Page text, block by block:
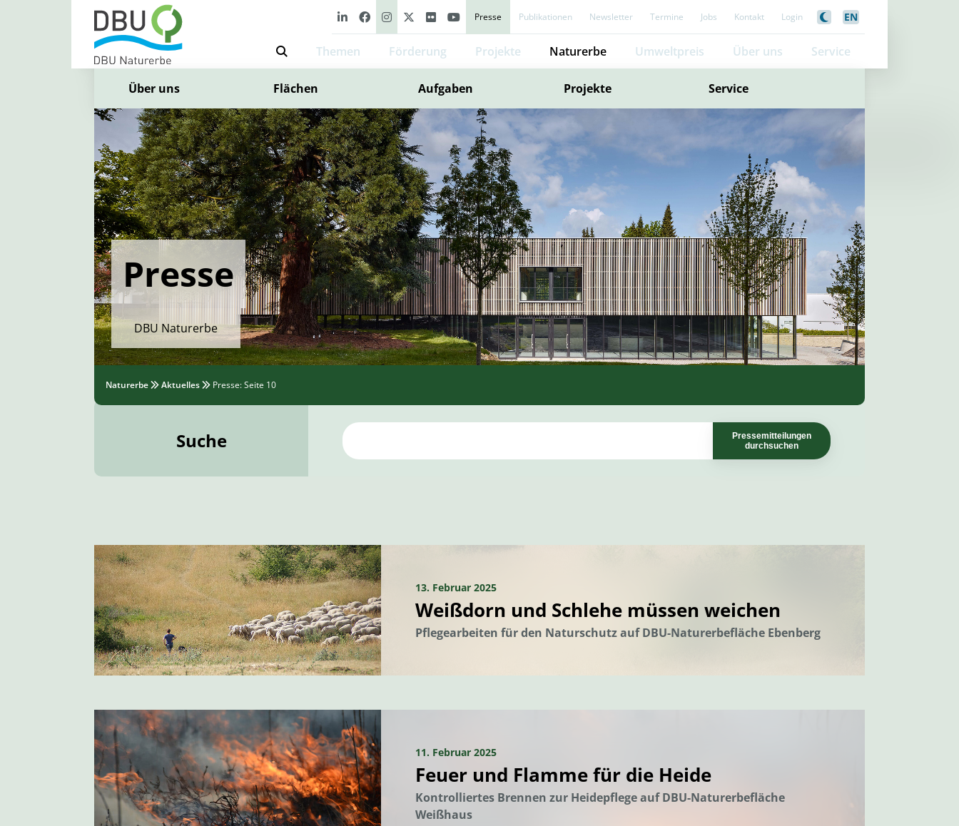
Presse Publikationen Newsletter Termine Jobs Kontakt Login EN
Themen Förderung Projekte Naturerbe
Über uns Flächen Aufgaben Projekte Service
Umweltpreis Über uns Service
Presse
DBU Naturerbe
Naturerbe Aktuelles Presse: Seite 10
Suche
Pressemitteilungen
durchsuchen
13. Februar 2025
Weißdorn und Schlehe müssen weichen
Pflegearbeiten für den Naturschutz auf DBU-Naturerbefläche Ebenberg
11. Februar 2025
Feuer und Flamme für die Heide
Kontrolliertes Brennen zur Heidepflege auf DBU-Naturerbefläche
Weißhaus